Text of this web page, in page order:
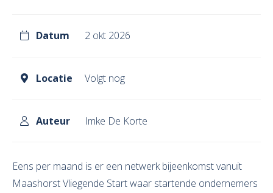
Datum 2 okt 2026
Locatie Volgt nog
Auteur Imke De Korte
Eens per maand is er een netwerk bijeenkomst vanuit
Maashorst Vliegende Start waar startende ondernemers